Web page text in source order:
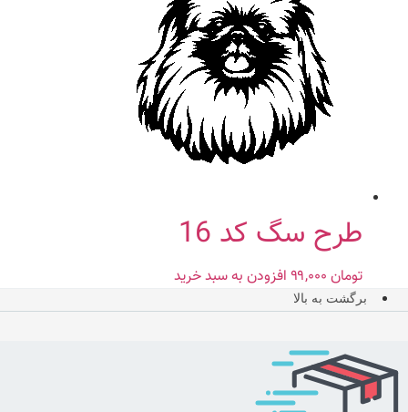
طرح سگ کد 16
تومان افزودن به سبد خرید
برگشت به بالا